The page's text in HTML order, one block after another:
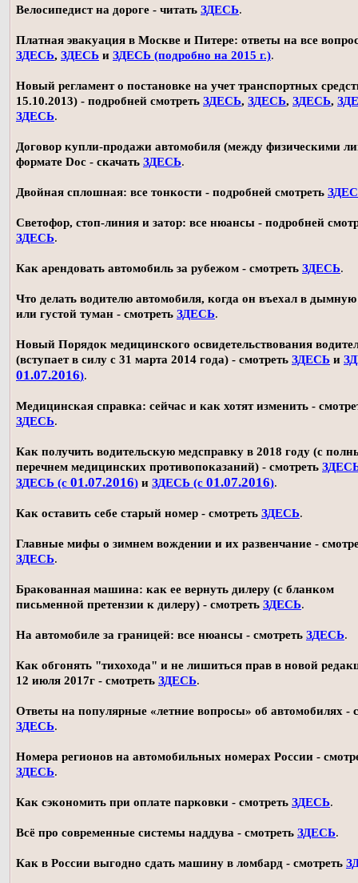
Велосипедист на дороге - читать ЗДЕСЬ.
Платная эвакуация в Москве и Питере: ответы на все
ЗДЕСЬ, ЗДЕСЬ и ЗДЕСЬ (подробно на 2015 г.).
Новый регламент о постановке на учет транспортных
15.10.2013) - подробней смотреть ЗДЕСЬ, ЗДЕСЬ, ЗДЕСЬ,
ЗДЕСЬ.
Договор купли-продажи автомобиля (между физическими
формате Doc - скачать ЗДЕСЬ.
Двойная сплошная: все тонкости - подробней смотреть
Светофор, стоп-линия и затор: все нюансы - подробней
ЗДЕСЬ.
Как арендовать автомобиль за рубежом - смотреть ЗДЕСЬ.
Что делать водителю автомобиля, когда он въехал в дымную
или густой туман - смотреть ЗДЕСЬ.
Новый Порядок медицинского освидетельствования
(вступает в силу с 31 марта 2014 года) - смотреть ЗДЕСЬ и
01.07.2016).
Медицинская справка: сейчас и как хотят изменить -
ЗДЕСЬ.
Как получить водительскую медсправку в 2018 году (с
перечнем медицинских противопоказаний) - смотреть
ЗДЕСЬ (с 01.07.2016) и ЗДЕСЬ (с 01.07.2016).
Как оставить себе старый номер - смотреть ЗДЕСЬ.
Главные мифы о зимнем вождении и их развенчание -
ЗДЕСЬ.
Бракованная машина: как ее вернуть дилеру (с бланком
письменной претензии к дилеру) - смотреть ЗДЕСЬ.
На автомобиле за границей: все нюансы - смотреть ЗДЕСЬ.
Как обгонять "тихохода" и не лишиться прав в новой
12 июля 2017г - смотреть ЗДЕСЬ.
Ответы на популярные «летние вопросы» об автомобилях -
ЗДЕСЬ.
Номера регионов на автомобильных номерах России -
ЗДЕСЬ.
Как сэкономить при оплате парковки - смотреть ЗДЕСЬ.
Всё про современные системы наддува - смотреть ЗДЕСЬ.
Как в России выгодно сдать машину в ломбард - смотреть